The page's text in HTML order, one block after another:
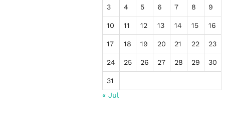
3 4 5 6 7 8 9
10 11 12 13 14 15 16
17 18 19 20 21 22 23
24 25 26 27 28 29 30
31
« Jul